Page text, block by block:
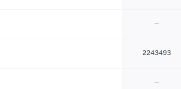
—
2243493
—